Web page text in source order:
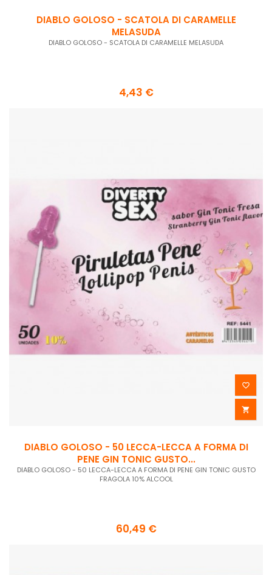
DIABLO GOLOSO - SCATOLA DI CARAMELLE
MELASUDA
DIABLO GOLOSO - SCATOLA DI CARAMELLE MELASUDA
4,43 €


DIABLO GOLOSO - 50 LECCA-LECCA A FORMA DI
PENE GIN TONIC GUSTO...
DIABLO GOLOSO - 50 LECCA-LECCA A FORMA DI PENE GIN TONIC GUSTO
FRAGOLA 10% ALCOOL
60,49 €